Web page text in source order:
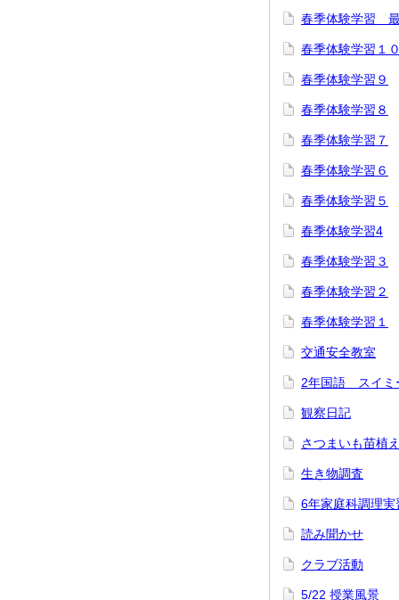
春季体験学習
春季体験学習１０
春季体験学習９
春季体験学習８
春季体験学習７
春季体験学習６
春季体験学習５
春季体験学習4
春季体験学習３
春季体験学習２
春季体験学習１
交通安全教室
2年国語 スイミ
観察日記
さつまいも苗植え
生き物調査
6年家庭科調理実
読み聞かせ
クラブ活動
5/22 授業風景